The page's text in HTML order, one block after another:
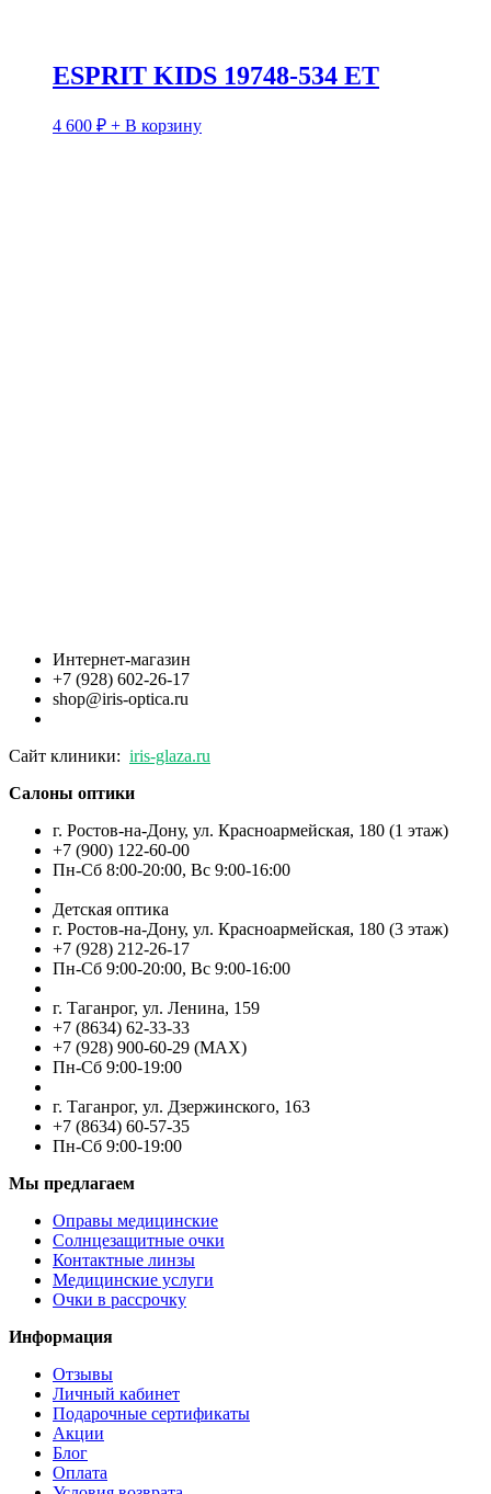
ESPRIT KIDS 19748-534 ET
4 600 ₽ + В корзину
Интернет-магазин
+7 (928) 602-26-17
shop@iris-optica.ru
Сайт клиники: iris-glaza.ru
Салоны оптики
г. Ростов-на-Дону, ул. Красноармейская, 180 (1 этаж)
+7 (900) 122-60-00
Пн-Cб 8:00-20:00, Вс 9:00-16:00
Детская оптика
г. Ростов-на-Дону, ул. Красноармейская, 180 (3 этаж)
+7 (928) 212-26-17
Пн-Cб 9:00-20:00, Вс 9:00-16:00
г. Таганрог, ул. Ленина, 159
+7 (8634) 62-33-33
+7 (928) 900-60-29 (MAX)
Пн-Cб 9:00-19:00
г. Таганрог, ул. Дзержинского, 163
+7 (8634) 60-57-35
Пн-Сб 9:00-19:00
Мы предлагаем
Оправы медицинские
Солнцезащитные очки
Контактные линзы
Медицинские услуги
Очки в рассрочку
Информация
Отзывы
Личный кабинет
Подарочные сертификаты
Акции
Блог
Оплата